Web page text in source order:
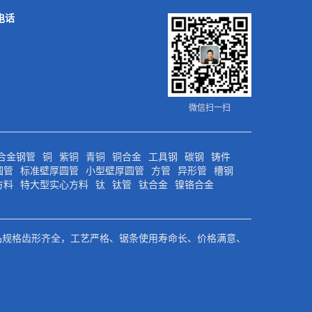
话
微信扫一扫
金钢管 铜 紫铜 青铜 铜合金 工具钢 碳钢
铸件
管
标准壁厚圆管 小型壁厚圆管 方管 异形管
槽钢
料
特大型实心方料 钛 钛管 钛合金 镍铬合金
格齿形齐全，工艺严格、锯条使用寿命长、价格满意、